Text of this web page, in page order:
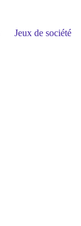
Jeux de société